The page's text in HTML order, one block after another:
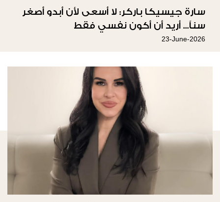
سارة جيسيكا باركر: لا أسعى لأن أبدو أصغر
سناً... أريد أن أكون نفسي فقط
23-June-2026